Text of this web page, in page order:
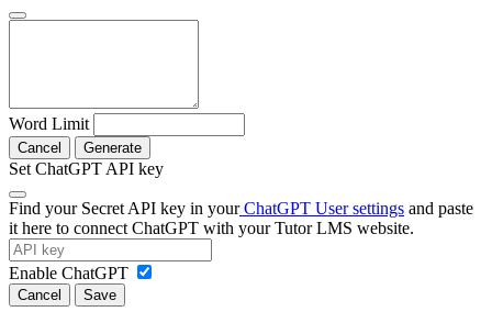
Word Limit
Cancel Generate
Set ChatGPT API key
Find your Secret API key in yourChatGPT User settings and paste
it here to connect ChatGPT with your Tutor LMS website.
Enable ChatGPT
Cancel Save